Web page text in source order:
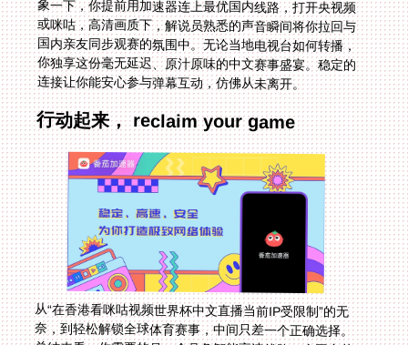
连接让你能安心参与弹幕互动，仿佛从未离开。
行动起来， reclaim your game
从“在香港看咪咕视频世界杯中文直播当前IP受限制”的无
奈，到轻松解锁全球体育赛事，中间只差一个正确选择。
总结来看，你需要的是一个具备智能高速线路、全平台兼
容、流量无忧、安全可靠且有强力售后支持的回国加速工
具。它不仅仅是一个软件，更是你连接家乡文化脉搏、消
除地理隔阂的桥梁。希望这份指南，能帮你扫清障碍。下
次大赛来临，无论是欧洲杯、NBA总决赛还是世界杯，你
都可以从容地泡上一杯茶，舒舒服服地享受那份专属的中